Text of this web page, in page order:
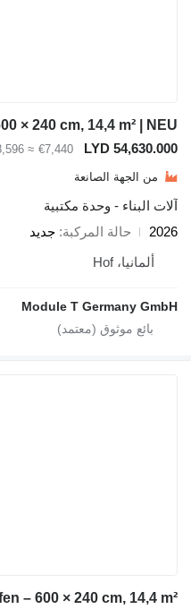
LYD
€7,440
≈ $8,596
الصانعة
- وحدة مكتبية
المركبة
جديد
Module T